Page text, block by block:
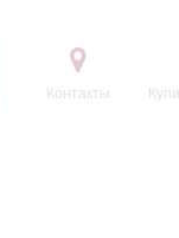
Контакты